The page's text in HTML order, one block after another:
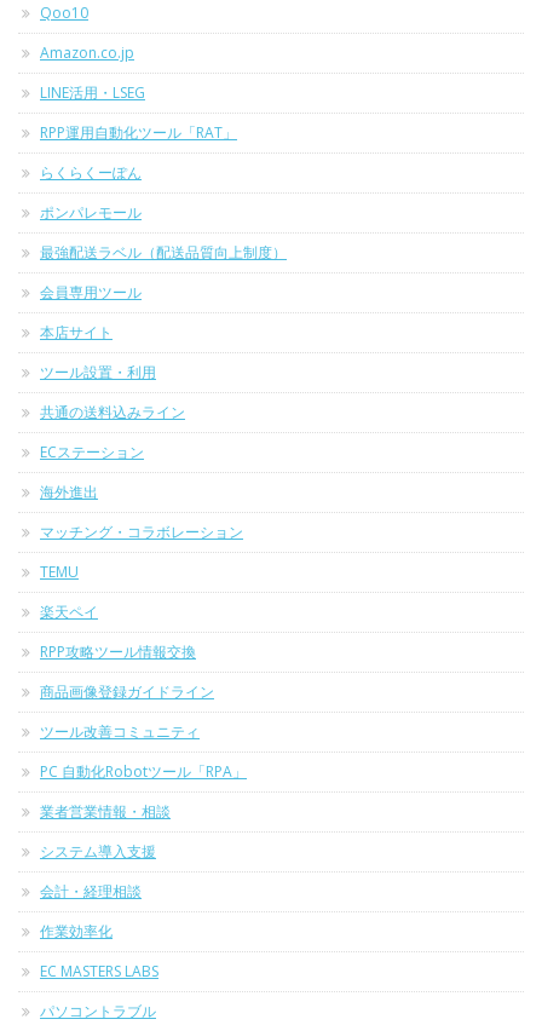
Qoo10
Amazon.co.jp
LINE活用・LSEG
RPP運用自動化ツール「RAT」
らくらくーぽん
ポンパレモール
最強配送ラベル（配送品質向上制度）
会員専用ツール
本店サイト
ツール設置・利用
共通の送料込みライン
ECステーション
海外進出
マッチング・コラボレーション
TEMU
楽天ペイ
RPP攻略ツール情報交換
商品画像登録ガイドライン
ツール改善コミュニティ
PC 自動化Robotツール「RPA」
業者営業情報・相談
システム導入支援
会計・経理相談
作業効率化
EC MASTERS LABS
パソコントラブル